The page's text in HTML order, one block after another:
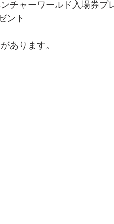
チャーワールド入場券プ
ント
あります。